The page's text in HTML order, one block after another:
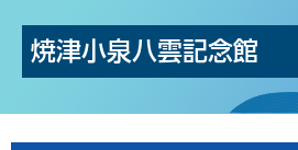
焼津小泉八雲記念館